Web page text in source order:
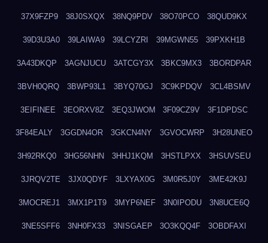
37X9FZP9 38J0SXQX 38NQ9PDV 38O70PCO 38QUD9KX
39D3U3A0 39LAIWA9 39LCYZRI 39MGWN55 39PXKH1B
3A43DKQP 3AGNJUCU 3ATCGY3X 3BKC9MX3 3BORDPAR
3BVH0QRQ 3BWP93L1 3BYQ70GJ 3C9KPDQV 3CL4BSMV
3EIFINEE 3EORXV8Z 3EQ3JWOM 3F09CZ9V 3F1DPDSC
3F84EALY 3GGDN4OR 3GKCN4NY 3GVOCWRP 3H28UNEO
3H92RKQ0 3HG56NHN 3HHJ1KQM 3HSTLPXX 3HSUVSEU
3JRQV2TE 3JX0QDYF 3LXYAX0G 3M0R5J0Y 3ME42K9J
3MOCREJ1 3MX1P1T9 3MYP6NEF 3N0IPODU 3N8UCE6Q
3NE5SFF6 3NH0FX33 3NISGAEP 3O3KQQ4F 3OBDFAXI